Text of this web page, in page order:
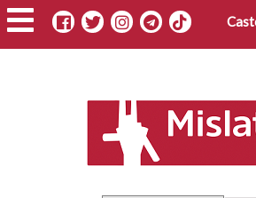
Pasar
al
contenido